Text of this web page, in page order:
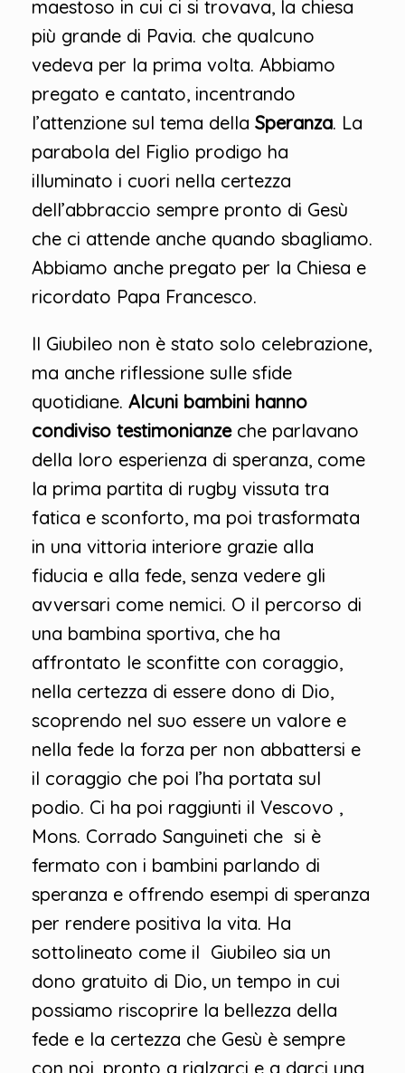
maestoso in cui ci si trovava, la chiesa
più grande di Pavia. che qualcuno
vedeva per la prima volta. Abbiamo
pregato e cantato, incentrando
l’attenzione sul tema della Speranza. La
parabola del Figlio prodigo ha
illuminato i cuori nella certezza
dell’abbraccio sempre pronto di Gesù
che ci attende anche quando sbagliamo.
Abbiamo anche pregato per la Chiesa e
ricordato Papa Francesco.
Il Giubileo non è stato solo celebrazione,
ma anche riflessione sulle sfide
quotidiane. Alcuni bambini hanno
condiviso testimonianzeche parlavano
della loro esperienza di speranza, come
la prima partita di rugby vissuta tra
fatica e sconforto, ma poi trasformata
in una vittoria interiore grazie alla
fiducia e alla fede, senza vedere gli
avversari come nemici. O il percorso di
una bambina sportiva, che ha
affrontato le sconfitte con coraggio,
nella certezza di essere dono di Dio,
scoprendo nel suo essere un valore e
nella fede la forza per non abbattersi e
il coraggio che poi l’ha portata sul
podio. Ci ha poi raggiunti il Vescovo ,
Mons. Corrado Sanguineti che si è
fermato con i bambini parlando di
speranza e offrendo esempi di speranza
per rendere positiva la vita. Ha
sottolineato come il Giubileo sia un
dono gratuito di Dio, un tempo in cui
possiamo riscoprire la bellezza della
fede e la certezza che Gesù è sempre
con noi, pronto a rialzarci e a darci una